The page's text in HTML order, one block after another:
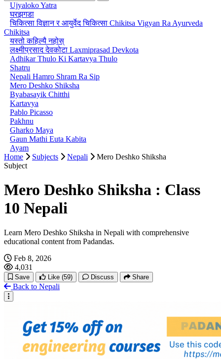
Ujyaloko Yatra
घरझगडा
चिकित्सा विज्ञान र आयुर्वेद चिकित्सा Chikitsa Vigyan Ra Ayurveda
Chikitsa
यस्तो कहिल्यै नहोस्
लक्ष्मीप्रसाद देवकोटा Laxmiprasad Devkota
Adhikar Thulo Ki Kartavya Thulo
Shatru
Nepali Hamro Shram Ra Sip
Mero Deshko Shiksha
Byabasayik Chitthi
Kartavya
Pablo Picasso
Pakhnu
Gharko Maya
Gaun Mathi Euta Kabita
Ayam
Home
Subjects Nepali
Mero Deshko Shiksha
Subject
Mero Deshko Shiksha : Class
10 Nepali
Learn Mero Deshko Shiksha in Nepali with comprehensive
educational content from Padandas.
Feb 8, 2026
4,031
Save Like (59) Discuss Share
Back to Nepali